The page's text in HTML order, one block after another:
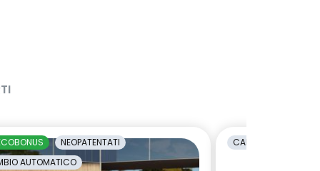
NEOPATENTATI
AUTOMATICO
CAMBIO